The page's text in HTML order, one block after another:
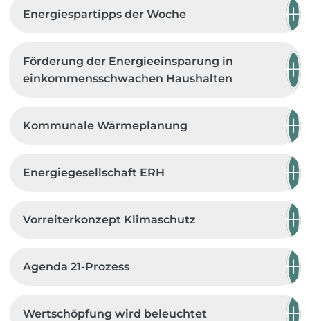
Energiespartipps der Woche
Förderung der Energieeinsparung in
einkommensschwachen Haushalten
Kommunale Wärmeplanung
Energiegesellschaft ERH
Vorreiterkonzept Klimaschutz
Agenda 21-Prozess
Wertschöpfung wird beleuchtet